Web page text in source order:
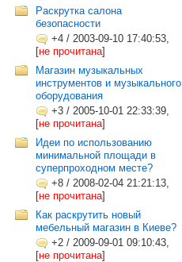
Раскрутка салона
безопасности
+4 / 2003-09-10 17:40:53,
[не прочитана]
Магазин музыкальных
инструментов и музыкального
оборудования
+3 / 2005-10-01 22:33:39,
[не прочитана]
Идеи по использованию
минимальной площади в
суперпроходном месте?
+8 / 2008-02-04 21:21:13,
[не прочитана]
Как раскрутить новый
мебельный магазин в Киеве?
+2 / 2009-09-01 09:10:43,
[не прочитана]